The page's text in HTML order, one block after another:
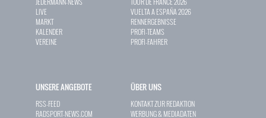
LIVE
MARKT
KALENDER
VEREINE
VUELTA A ESPAÑA 2026
RENNERGEBNISSE
PROFI-TEAMS
PROFI-FAHRER
UNSERE ANGEBOTE
RSS-FEED
RADSPORT-NEWS.COM
ÜBER UNS
KONTAKT ZUR REDAKTION
WERBUNG & MEDIADATEN